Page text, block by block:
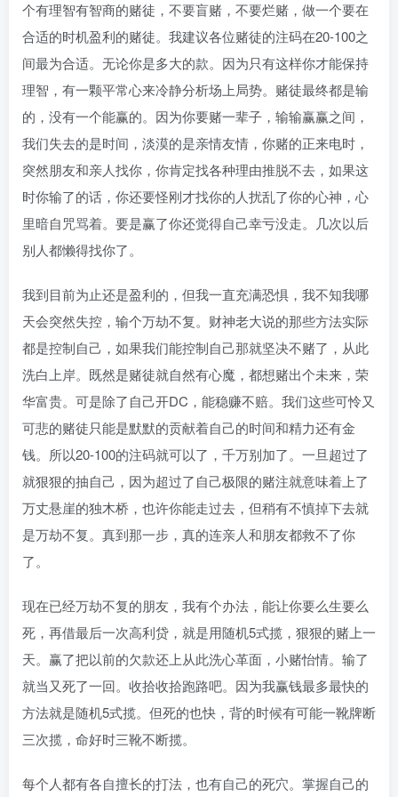
个有理智有智商的赌徒，不要盲赌，不要烂赌，做一个要在
合适的时机盈利的赌徒。我建议各位赌徒的注码在20-100之
间最为合适。无论你是多大的款。因为只有这样你才能保持
理智，有一颗平常心来冷静分析场上局势。赌徒最终都是输
的，没有一个能赢的。因为你要赌一辈子，输输赢赢之间，
我们失去的是时间，淡漠的是亲情友情，你赌的正来电时，
突然朋友和亲人找你，你肯定找各种理由推脱不去，如果这
时你输了的话，你还要怪刚才找你的人扰乱了你的心神，心
里暗自咒骂着。要是赢了你还觉得自己幸亏没走。几次以后
别人都懒得找你了。
我到目前为止还是盈利的，但我一直充满恐惧，我不知我哪
天会突然失控，输个万劫不复。财神老大说的那些方法实际
都是控制自己，如果我们能控制自己那就坚决不赌了，从此
洗白上岸。既然是赌徒就自然有心魔，都想赌出个未来，荣
华富贵。可是除了自己开DC，能稳赚不赔。我们这些可怜又
可悲的赌徒只能是默默的贡献着自己的时间和精力还有金
钱。所以20-100的注码就可以了，千万别加了。一旦超过了
就狠狠的抽自己，因为超过了自己极限的赌注就意味着上了
万丈悬崖的独木桥，也许你能走过去，但稍有不慎掉下去就
是万劫不复。真到那一步，真的连亲人和朋友都救不了你
了。
现在已经万劫不复的朋友，我有个办法，能让你要么生要么
死，再借最后一次高利贷，就是用随机5式揽，狠狠的赌上一
天。赢了把以前的欠款还上从此洗心革面，小赌怡情。输了
就当又死了一回。收拾收拾跑路吧。因为我赢钱最多最快的
方法就是随机5式揽。但死的也快，背的时候有可能一靴牌断
三次揽，命好时三靴不断揽。
每个人都有各自擅长的打法，也有自己的死穴。掌握自己的